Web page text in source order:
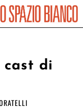
cast di